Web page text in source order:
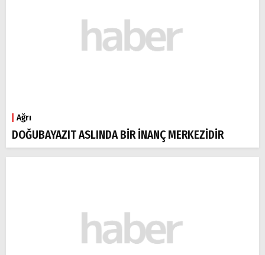
Ağrı
DOĞUBAYAZIT ASLINDA BİR İNANÇ MERKEZİDİR